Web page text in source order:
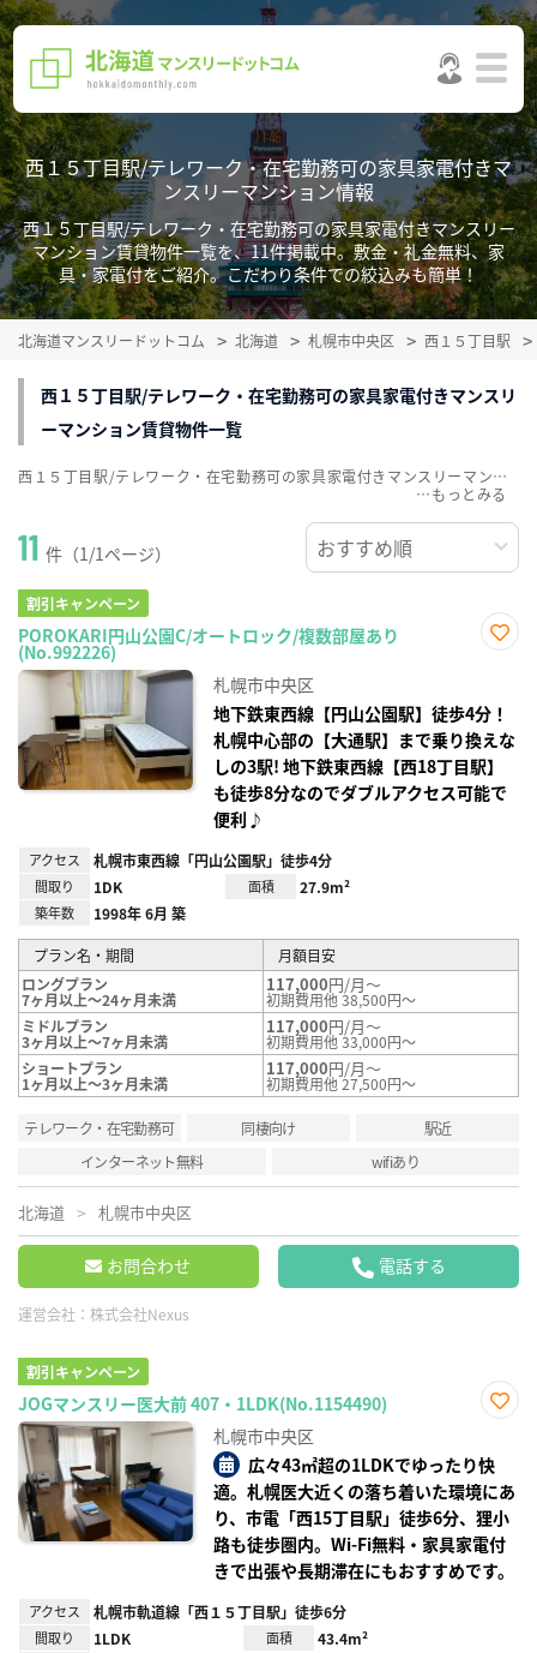
西１５丁目駅/テレワーク・在宅勤務可の家具家電付きマ
ンスリーマンション情報
西１５丁目駅/テレワーク・在宅勤務可の家具家電付きマンスリー
マンション賃貸物件一覧を、11件掲載中。敷金・礼金無料、家
具・家電付をご紹介。こだわり条件での絞込みも簡単！
北海道マンスリードットコム 北海道 札幌市中央区 西１５丁目駅
西１５丁目駅/テレワーク・在宅勤務可の家具家電付きマンスリ
ーマンション賃貸物件一覧
11 件（1/1ページ）
割引キャンペーン
POROKARI円山公園C/オートロック/複数部屋あり
(No.992226)
録
札幌市中央区
地下鉄東西線【円山公園駅】徒歩4分！
札幌中心部の【大通駅】まで乗り換えな
しの3駅! 地下鉄東西線【西18丁目駅】
も徒歩8分なのでダブルアクセス可能で
便利♪
アクセス 札幌市東西線「円山公園駅」徒歩4分
間取り 1DK 面積 27.9m²
築年数 1998年 6月 築
プラン名・期間
月額目安
ロングプラン
7ヶ月以上～24ヶ月未満
117,000円/月～
初期費用他 38,500円～
ミドルプラン
3ヶ月以上～7ヶ月未満
117,000円/月～
初期費用他 33,000円～
ショートプラン
1ヶ月以上～3ヶ月未満
117,000円/月～
初期費用他 27,500円～
テレワーク・在宅勤務可 同棲向け
駅近
インターネット無料
wifiあり
北海道 札幌市中央区
お問合わせ 電話する
運営会社： 株式会社Nexus
割引キャンペーン
JOGマンスリー医大前 407・1LDK(No.1154490)
り登
録
札幌市中央区
広々43㎡超の1LDKでゆったり快
適。札幌医大近くの落ち着いた環境にあ
り、市電「西15丁目駅」徒歩6分、狸小
路も徒歩圏内。Wi-Fi無料・家具家電付
きで出張や長期滞在にもおすすめです。
アクセス 札幌市軌道線「西１５丁目駅」徒歩6分
間取り 1LDK 面積 43.4m²
西１５丁目駅/テレワーク・在宅勤務可の家具家電付きマンスリーマンション賃貸物件一覧を、11件掲載中。敷金・礼金無料、家具・家電付をご紹介。こだわり条件での絞込みも簡単！
…